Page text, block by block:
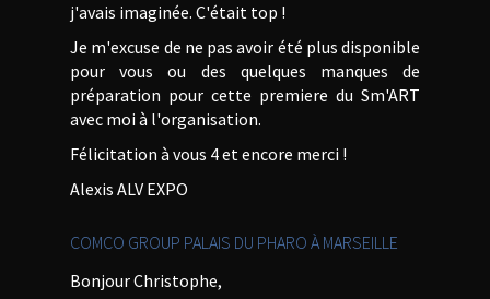
j'avais imaginée. C'était top !
Je m'excuse de ne pas avoir été plus disponible
pour vous ou des quelques manques de
préparation pour cette premiere du Sm'ART
avec moi à l'organisation.
Félicitation à vous 4 et encore merci !
Alexis ALV EXPO
COMCO GROUP PALAIS DU PHARO À MARSEILLE
Bonjour Christophe,